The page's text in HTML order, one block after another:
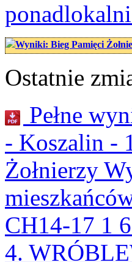
Wyniki: Bieg Pamięci
Ostatnie
Pełne
- Koszalin -
Żołnierzy
CH14-17 1
4.